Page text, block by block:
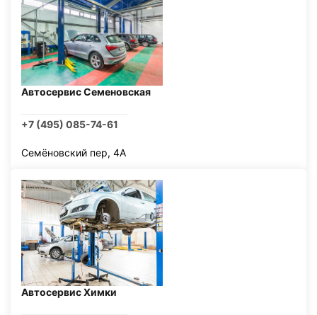
Автосервис Семеновская
+7 (495) 085-74-61
Семёновский пер, 4А
Автосервис Химки